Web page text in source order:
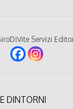
Servizi
DINTORNI